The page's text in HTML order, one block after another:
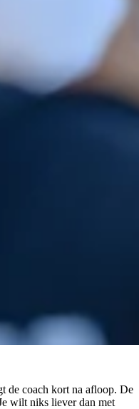
de coach kort na afloop. De
wilt niks liever dan met